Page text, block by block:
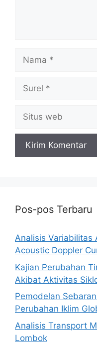
Nama
Surel
Situs
web
Pos-pos Terbaru
Analisis Variabilitas
Acoustic Doppler
Kajian Perubahan
Akibat Aktivitas
Pemodelan
Perubahan Iklim
Analisis Transport
Lombok